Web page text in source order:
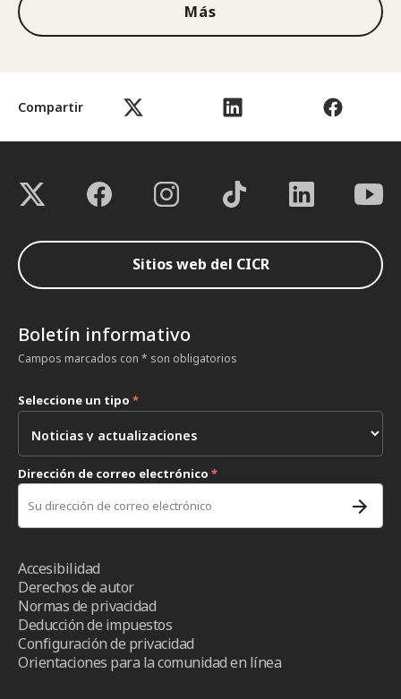
Compartir
Más
Sitios web del CICR
Boletín informativo
Campos marcados con * son obligatorios
Seleccione un tipo *
Dirección de correo electrónico *
Accesibilidad
Derechos de autor
Normas de privacidad
Deducción de impuestos
Configuración de privacidad
Orientaciones para la comunidad en línea